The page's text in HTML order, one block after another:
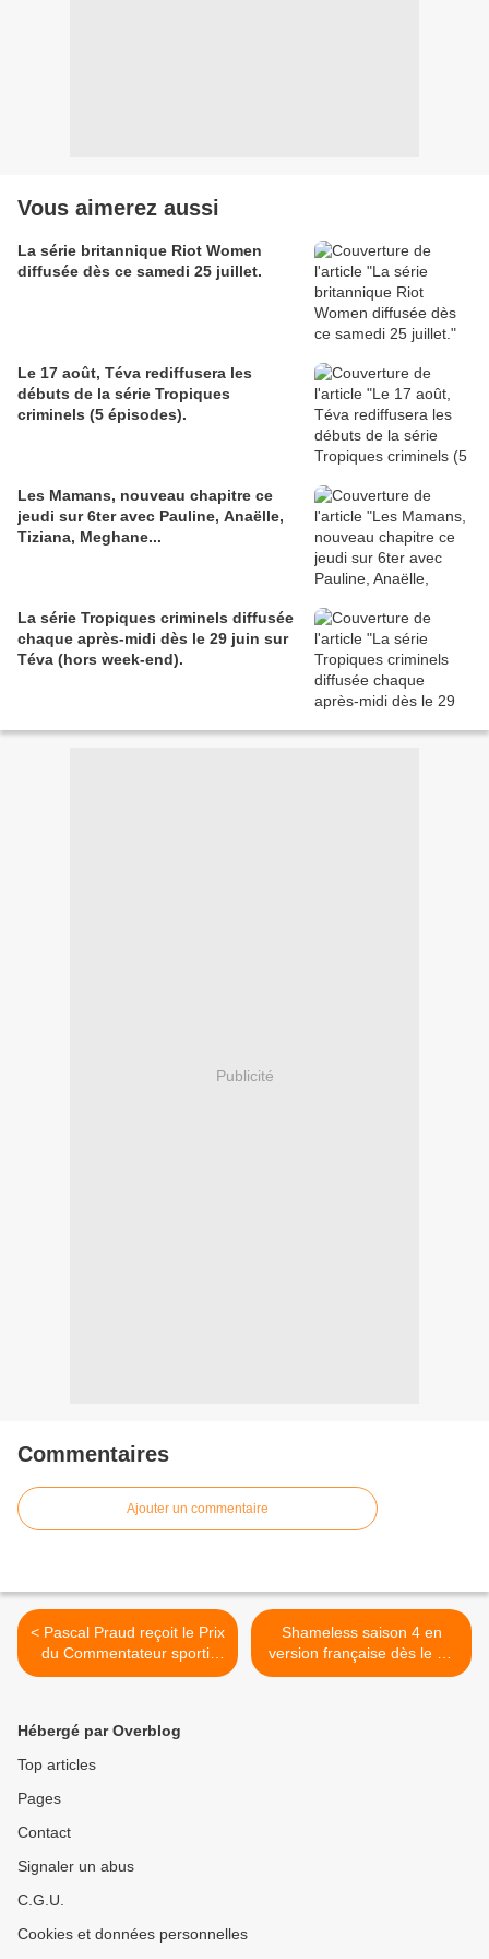
Vous aimerez aussi
La série britannique Riot Women
diffusée dès ce samedi 25 juillet.
Le 17 août, Téva rediffusera les
débuts de la série Tropiques
criminels (5 épisodes).
Les Mamans, nouveau chapitre ce
jeudi sur 6ter avec Pauline, Anaëlle,
Tiziana, Meghane...
La série Tropiques criminels diffusée
chaque après-midi dès le 29 juin sur
Téva (hors week-end).
Publicité
Commentaires
Ajouter un commentaire
< Pascal Praud reçoit le Prix
du Commentateur sportif
2014.
Shameless saison 4 en
version française dès le 11
décembre sur Canal+. >
Hébergé par Overblog
Top articles
Pages
Contact
Signaler un abus
C.G.U.
Cookies et données personnelles